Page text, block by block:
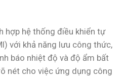
hợp hệ thống điều khiển tự
với khả năng lưu công thức,
báo nhiệt độ và độ ẩm bất
nét cho việc ứng dụng công